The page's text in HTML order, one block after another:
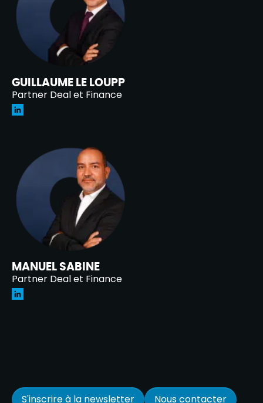
GUILLAUME LE LOUPP
Partner Deal et Finance
MANUEL SABINE
Partner Deal et Finance
S'inscrire à la newsletter Nous contacter